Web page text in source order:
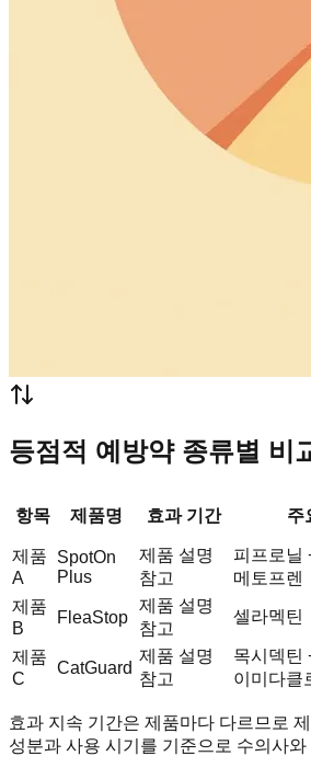
등점적 예방약 종류별 비
항목 제품명 효과 기간 주
제품
A
SpotOn
Plus
제품 설명
참고
피프로닐
메토프렌
제품
B
FleaStop
제품 설명
참고
셀라멕틴
제품
C
CatGuard
제품 설명
참고
목시덱틴
이미다클
효과 지속 기간은 제품마다 다르므로
성분과 사용 시기를 기준으로 수의사